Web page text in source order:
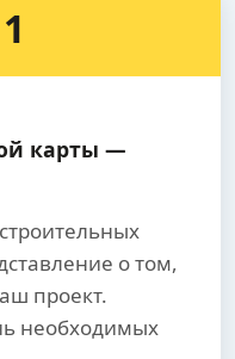
карты —
о том,
проект.
необходимых